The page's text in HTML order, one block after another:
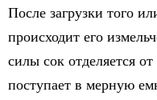
После загрузки того
происходит его
силы сок отделяется
поступает в мерную